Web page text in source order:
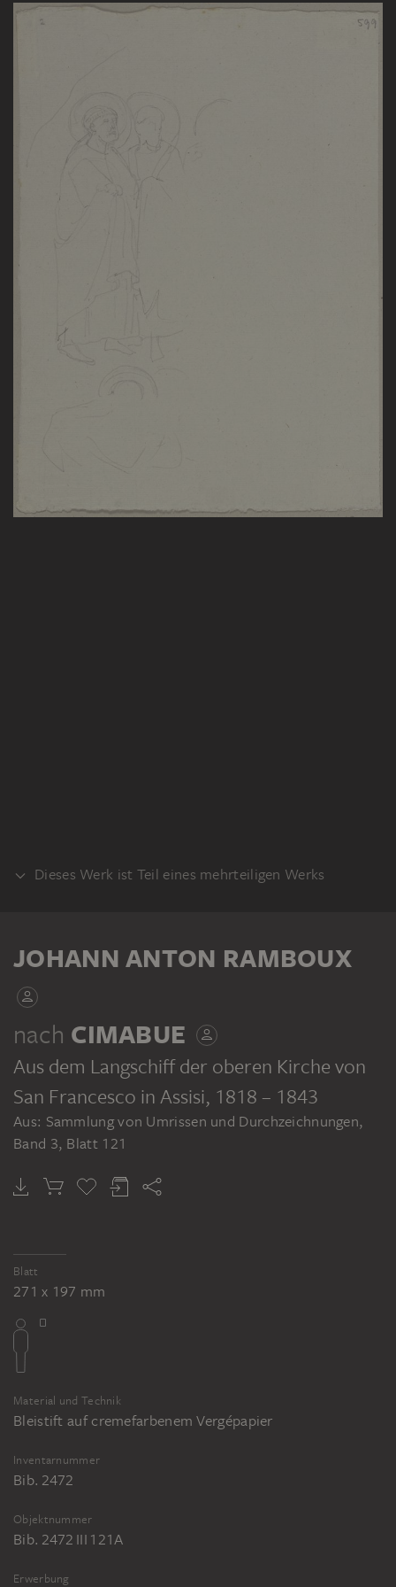
Dieses Werk ist Teil eines mehrteiligen Werks
JOHANN ANTON RAMBOUX
JOHANN ANTON RAMBOUX
nach CIMABUE
Aus dem Langschiff der oberen Kirche von
San Francesco in Assisi, 1818 – 1843
Aus: Sammlung von Umrissen und Durchzeichnungen,
Band 3, Blatt 121
Blatt
271 x 197 mm
Material und Technik
Bleistift auf cremefarbenem Vergépapier
Inventarnummer
Bib. 2472
Objektnummer
Bib. 2472 III 121A
Erwerbung